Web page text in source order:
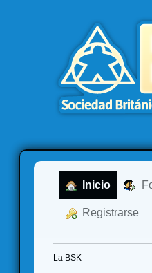
Inicio
Registrarse
La BSK